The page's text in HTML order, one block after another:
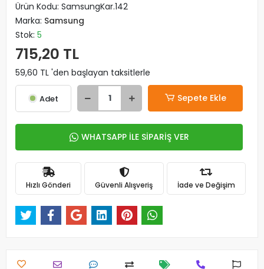
Ürün Kodu: SamsungKar.142
Marka: Samsung
Stok: 5
715,20 TL
59,60 TL 'den başlayan taksitlerle
Adet Sepete Ekle
WHATSAPP İLE SİPARİŞ VER
Hızlı Gönderi Güvenli Alışveriş İade ve Değişim